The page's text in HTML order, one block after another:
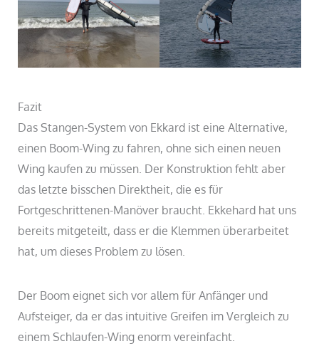
Fazit
Das Stangen-System von Ekkard ist eine Alternative,
einen Boom-Wing zu fahren, ohne sich einen neuen
Wing kaufen zu müssen. Der Konstruktion fehlt aber
das letzte bisschen Direktheit, die es für
Fortgeschrittenen-Manöver braucht. Ekkehard hat uns
bereits mitgeteilt, dass er die Klemmen überarbeitet
hat, um dieses Problem zu lösen.
Der Boom eignet sich vor allem für Anfänger und
Aufsteiger, da er das intuitive Greifen im Vergleich zu
einem Schlaufen-Wing enorm vereinfacht.